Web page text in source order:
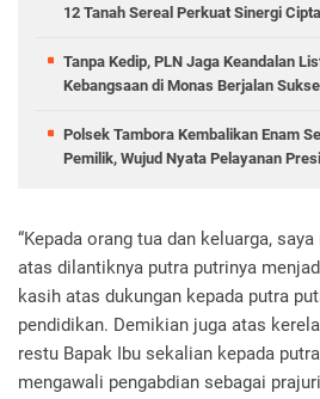
12 Tanah Sereal Perkuat Sinergi
Tanpa Kedip, PLN Jaga Keandalan
Kebangsaan di Monas Berjalan
Polsek Tambora Kembalikan Enam
Pemilik, Wujud Nyata Pelayanan
“Kepada orang tua dan keluarga,
atas dilantiknya putra putrinya
kasih atas dukungan kepada putra
pendidikan. Demikian juga atas
restu Bapak Ibu sekalian kepada
mengawali pengabdian sebagai